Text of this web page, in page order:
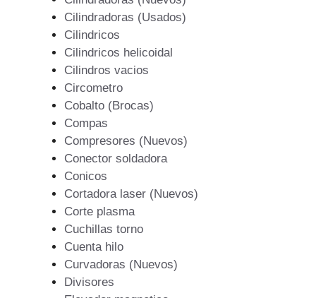
Cilindradoras (Usados)
Cilindricos
Cilindricos helicoidal
Cilindros vacios
Circometro
Cobalto (Brocas)
Compas
Compresores (Nuevos)
Conector soldadora
Conicos
Cortadora laser (Nuevos)
Corte plasma
Cuchillas torno
Cuenta hilo
Curvadoras (Nuevos)
Divisores